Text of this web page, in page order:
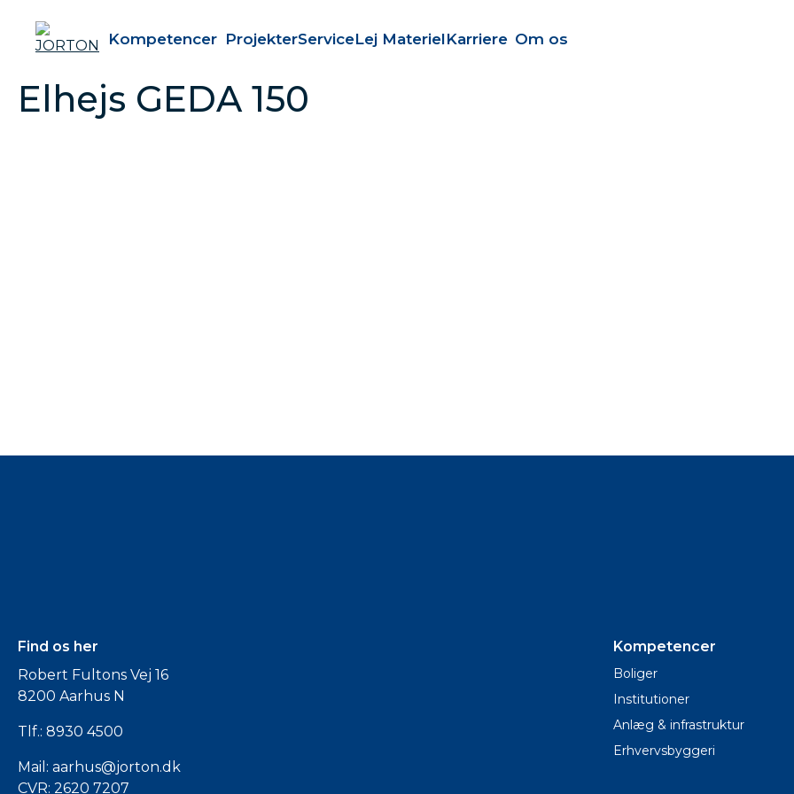
Kompetencer ProjekterServiceLej MaterielKarriere Om os
Elhejs GEDA 150
Find os her
Robert Fultons Vej 16
8200 Aarhus N
Tlf.: 8930 4500
Mail: aarhus@jorton.dk
CVR: 2620 7207
Kompetencer
Boliger
Institutioner
Anlæg & infrastruktur
Erhvervsbyggeri